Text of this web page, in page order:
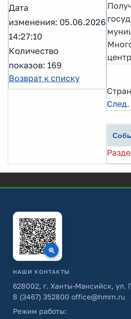
Дата
изменения: 05.06.2026
14:27:10
Количество
показов: 169
Возврат к списку
След.
НАШИ КОНТАКТЫ
628002, г. Ханты-Мансийск, ул.
8 (3467) 352800 office@hmrn.ru
Режим работы: